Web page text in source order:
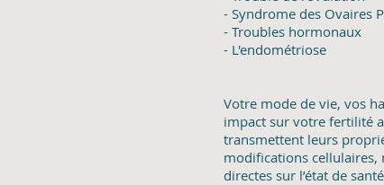
- Syndrome des Ovaires
- Troubles hormonaux
- L'endométriose
Votre mode de vie, vos
impact sur votre fertilité
transmettent leurs
modifications cellulaires,
directes sur l’état de